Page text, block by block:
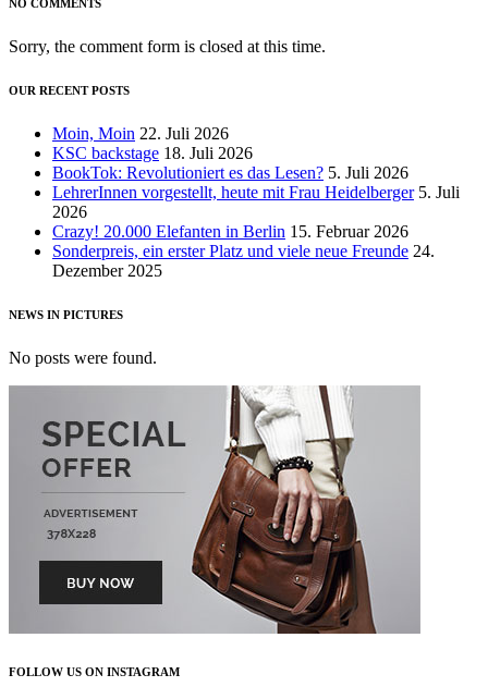
NO COMMENTS
Sorry, the comment form is closed at this time.
OUR RECENT POSTS
Moin, Moin 22. Juli 2026
KSC backstage 18. Juli 2026
BookTok: Revolutioniert es das Lesen? 5. Juli 2026
LehrerInnen vorgestellt, heute mit Frau Heidelberger 5. Juli
2026
Crazy! 20.000 Elefanten in Berlin 15. Februar 2026
Sonderpreis, ein erster Platz und viele neue Freunde 24.
Dezember 2025
NEWS IN PICTURES
No posts were found.
FOLLOW US ON INSTAGRAM